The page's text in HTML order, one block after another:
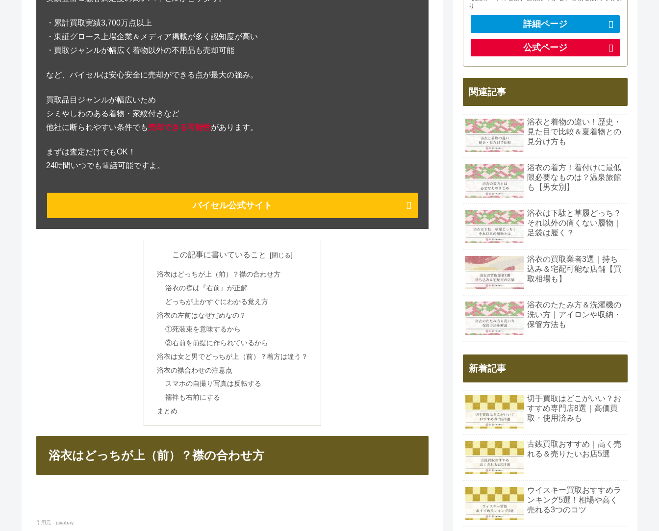
・累計買取実績3,700万点以上
・東証グロース上場企業＆メディア掲載が多く認知度が高い
・買取ジャンルが幅広く着物以外の不用品も売却可能
など、バイセルは安心安全に売却ができる点が最大の強み。
買取品目ジャンルが幅広いため
シミやしわのある着物・家紋付きなど
他社に断られやすい条件でも売却できる可能性があります。
まずは査定だけでもOK！
24時間いつでも電話可能ですよ。
バイセル公式サイト
この記事に書いていること
浴衣はどっちが上（前）？襟の合わせ方
浴衣の襟は『右前』が正解
どっちが上かすぐにわかる覚え方
浴衣の左前はなぜだめなの？
①死装束を意味するから
②右前を前提に作られているから
浴衣は女と男でどっちが上（前）？着方は違う？
浴衣の襟合わせの注意点
スマホの自撮り写真は反転する
襦袢も右前にする
まとめ
浴衣はどっちが上（前）？襟の合わせ方
引用元： pixabay
り
詳細ページ
公式ページ
関連記事
浴衣と着物の違い！歴史・
見た目で比較＆夏着物との
見分け方も
浴衣の着方！着付けに最低
限必要なものは？温泉旅館
も【男女別】
浴衣は下駄と草履どっち？
それ以外の痛くない履物｜
足袋は履く？
浴衣の買取業者3選｜持ち
込み＆宅配可能な店舗【買
取相場も】
浴衣のたたみ方＆洗濯機の
洗い方｜アイロンや収納・
保管方法も
新着記事
切手買取はどこがいい？お
すすめ専門店8選｜高価買
取・使用済みも
古銭買取おすすめ｜高く売
れる＆売りたいお店5選
ウイスキー買取おすすめラ
ンキング5選！相場や高く
売れる3つのコツ